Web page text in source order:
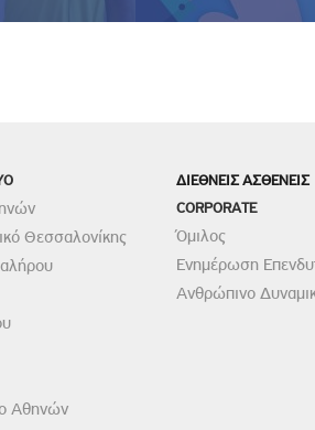
Θεσσαλονίκης
Αθηνών
ΔΙΕΘΝΕΙΣ ΑΣΘΕΝΕΙΣ
CORPORATE
Όμιλος
Ενημέρωση
Ανθρώπινο